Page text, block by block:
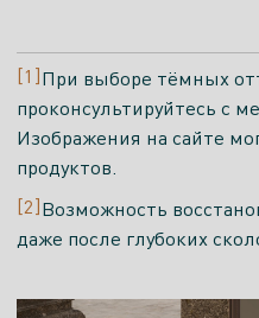
[1] При выборе тёмных
проконсультируйтесь с
Изображения на сайте
продуктов.
[2]Возможность
даже после глубоких